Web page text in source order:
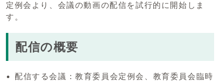
定例会より、会議の動画の配信を試行的に開始しま
す。
配信の概要
配信する会議：教育委員会定例会、教育委員会臨時